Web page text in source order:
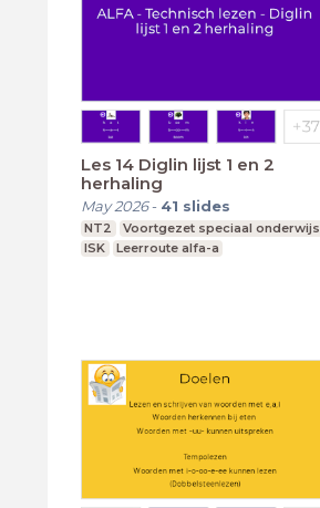
Les 14 Diglin lijst 1 en 2
herhaling
May 2026- 41 slides
NT2
Voortgezet speciaal onderwijs
ISK
Leerroute alfa-a